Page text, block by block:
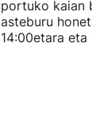
portuko kaian
asteburu
14:00etara eta